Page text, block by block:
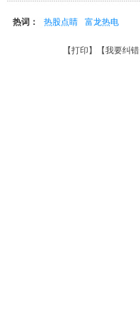
热词： 热股点睛 富龙热电
【打印 】【我要纠错